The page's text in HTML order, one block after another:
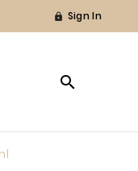
 Sign In
